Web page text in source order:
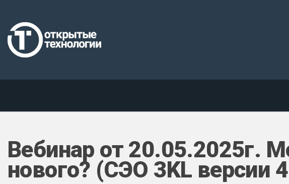
Вебинар от 20.05.2025г.
нового? (СЭО 3KL версии